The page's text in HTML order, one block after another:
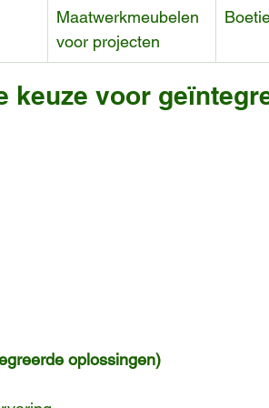
Maatwerkmeubelen
voor projecten
keuze voor
oplossingen)